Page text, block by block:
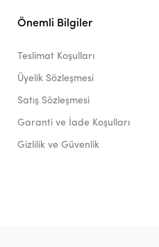
Önemli Bilgiler
Teslimat Koşulları
Üyelik Sözleşmesi
Satış Sözleşmesi
Garanti ve İade Koşulları
Gizlilik ve Güvenlik